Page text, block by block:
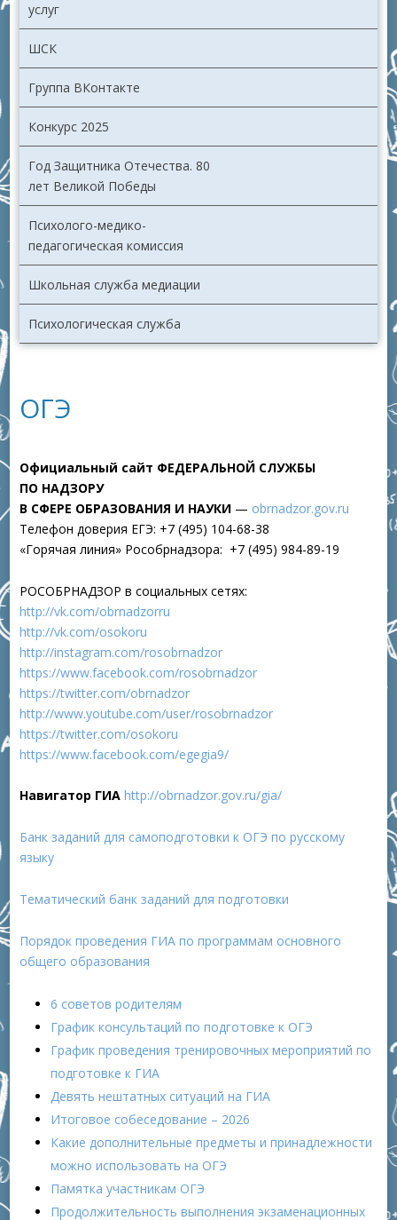
услуг
ШСК
Группа ВКонтакте
Конкурс 2025
Год Защитника Отечества. 80
лет Великой Победы
Психолого-медико-
педагогическая комиссия
Школьная служба медиации
Психологическая служба
ОГЭ
Официальный сайт ФЕДЕРАЛЬНОЙ СЛУЖБЫ
ПО НАДЗОРУ
В СФЕРЕ ОБРАЗОВАНИЯ И НАУКИ— obrnadzor.gov.ru
Телефон доверия ЕГЭ: +7 (495) 104-68-38
«Горячая линия» Рособрнадзора: +7 (495) 984-89-19
РОСОБРНАДЗОР в социальных сетях:
http://vk.com/obrnadzorru
http://vk.com/osokoru
http://instagram.com/rosobrnadzor
https://www.facebook.com/rosobrnadzor
https://twitter.com/obrnadzor
http://www.youtube.com/user/rosobrnadzor
https://twitter.com/osokoru
https://www.facebook.com/egegia9/
Навигатор ГИА http://obrnadzor.gov.ru/gia/
Банк заданий для самоподготовки к ОГЭ по русскому
языку
Тематический банк заданий для подготовки
Порядок проведения ГИА по программам основного
общего образования
6 советов родителям
График консультаций по подготовке к ОГЭ
График проведения тренировочных мероприятий по
подготовке к ГИА
Девять нештатных ситуаций на ГИА
Итоговое собеседование – 2026
Какие дополнительные предметы и принадлежности
можно использовать на ОГЭ
Памятка участникам ОГЭ
Продолжительность выполнения экзаменационных